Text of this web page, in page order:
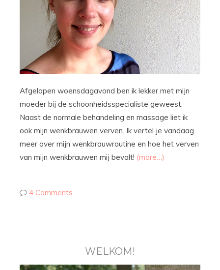
Afgelopen woensdagavond ben ik lekker met mijn
moeder bij de schoonheidsspecialiste geweest.
Naast de normale behandeling en massage liet ik
ook mijn wenkbrauwen verven. Ik vertel je vandaag
meer over mijn wenkbrauwroutine en hoe het verven
van mijn wenkbrauwen mij bevalt! (more…)
4 Comments
WELKOM!